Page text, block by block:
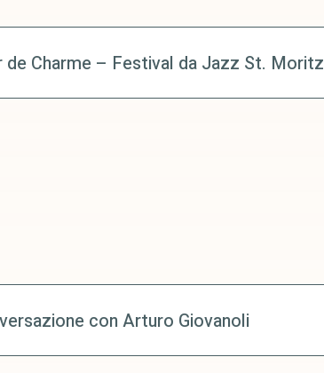
de Charme – Festival da Jazz St. Moritz
con Arturo Giovanoli